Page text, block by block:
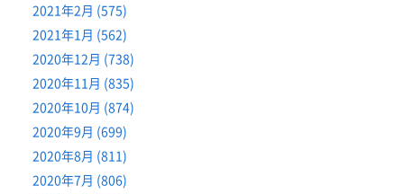
2021年2月 (575)
2021年1月 (562)
2020年12月 (738)
2020年11月 (835)
2020年10月 (874)
2020年9月 (699)
2020年8月 (811)
2020年7月 (806)